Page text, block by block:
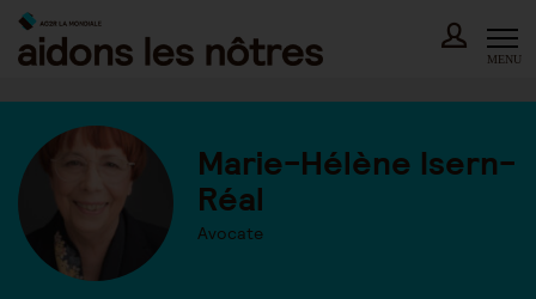
Skip
content
MENU
Marie-Hélène Isern-
Réal
Avocate